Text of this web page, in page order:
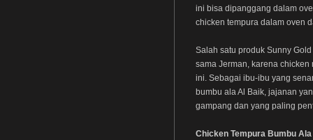
ini bisa dipanggang dalam
chicken tempura dalam oven
Salah satu produk Sunny
sama Jerman, karena
ini. Sebagai ibu-ibu yang
bumbu ala Al Baik, jajanan
gampang dan yang paling
Chicken Tempura Bumbu